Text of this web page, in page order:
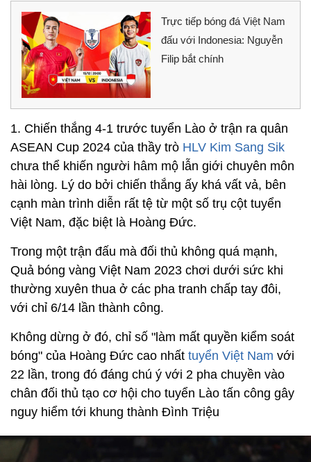
Trực tiếp bóng đá Việt Nam
đấu với Indonesia: Nguyễn
Filip bắt chính
1. Chiến thắng 4-1 trước tuyển Lào ở trận ra quân
ASEAN Cup 2024 của thầy trò HLV Kim Sang Sik
chưa thể khiến người hâm mộ lẫn giới chuyên môn
hài lòng. Lý do bởi chiến thắng ấy khá vất vả, bên
cạnh màn trình diễn rất tệ từ một số trụ cột tuyển
Việt Nam, đặc biệt là Hoàng Đức.
Trong một trận đấu mà đối thủ không quá mạnh,
Quả bóng vàng Việt Nam 2023 chơi dưới sức khi
thường xuyên thua ở các pha tranh chấp tay đôi,
với chỉ 6/14 lần thành công.
Không dừng ở đó, chỉ số "làm mất quyền kiểm soát
bóng" của Hoàng Đức cao nhất tuyển Việt Nam với
22 lần, trong đó đáng chú ý với 2 pha chuyền vào
chân đối thủ tạo cơ hội cho tuyển Lào tấn công gây
nguy hiểm tới khung thành Đình Triệu